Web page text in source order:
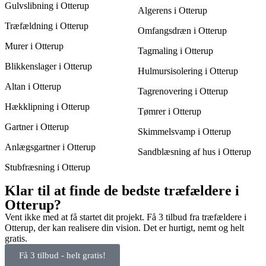
Gulvslibning i Otterup
Træfældning i Otterup
Murer i Otterup
Blikkenslager i Otterup
Altan i Otterup
Hækklipning i Otterup
Gartner i Otterup
Anlægsgartner i Otterup
Stubfræsning i Otterup
Algerens i Otterup
Omfangsdræn i Otterup
Tagmaling i Otterup
Hulmursisolering i Otterup
Tagrenovering i Otterup
Tømrer i Otterup
Skimmelsvamp i Otterup
Sandblæsning af hus i Otterup
Klar til at finde de bedste træfældere i
Otterup?
Vent ikke med at få startet dit projekt. Få 3 tilbud fra træfældere i
Otterup, der kan realisere din vision. Det er hurtigt, nemt og helt
gratis.
Få 3 tilbud - helt gratis!